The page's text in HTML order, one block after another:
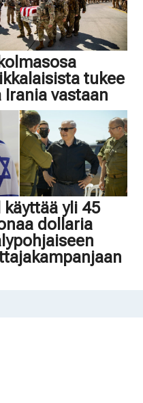
tukee
Irania vastaan
käyttää yli 45
dollaria